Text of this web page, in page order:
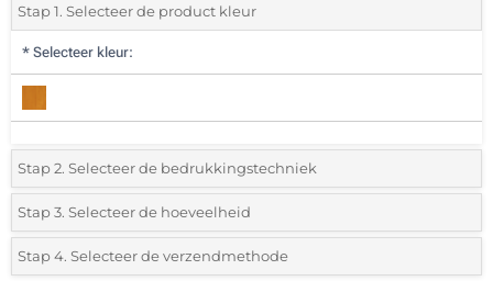
Stap 1. Selecteer de product kleur
* Selecteer kleur:
Stap 2. Selecteer de bedrukkingstechniek
*Selecteer de bedrukking en kleuren van het logo:
Lasergravering (Aan een kant)
Stap 3. Selecteer de hoeveelheid
*Selecteer uit de lijst of voeg het gewenste aantal in
Stap 4. Selecteer de verzendmethode